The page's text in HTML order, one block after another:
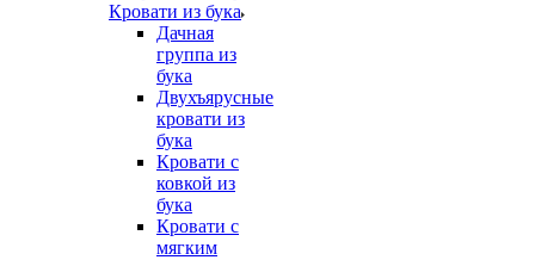
Кровати из бука
Дачная
группа из
бука
Двухъярусные
кровати из
бука
Кровати с
ковкой из
бука
Кровати с
мягким